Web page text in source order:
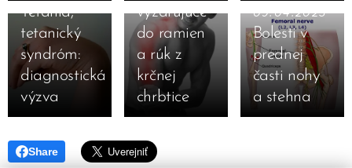
Tetánia,
tetanický
syndróm:
diagnostická
výzva
vyžarujúce
do ramien
a rúk z
krčnej
chrbtice
09.04.2023
Bolesti v
prednej
časti nohy
a stehna
Share